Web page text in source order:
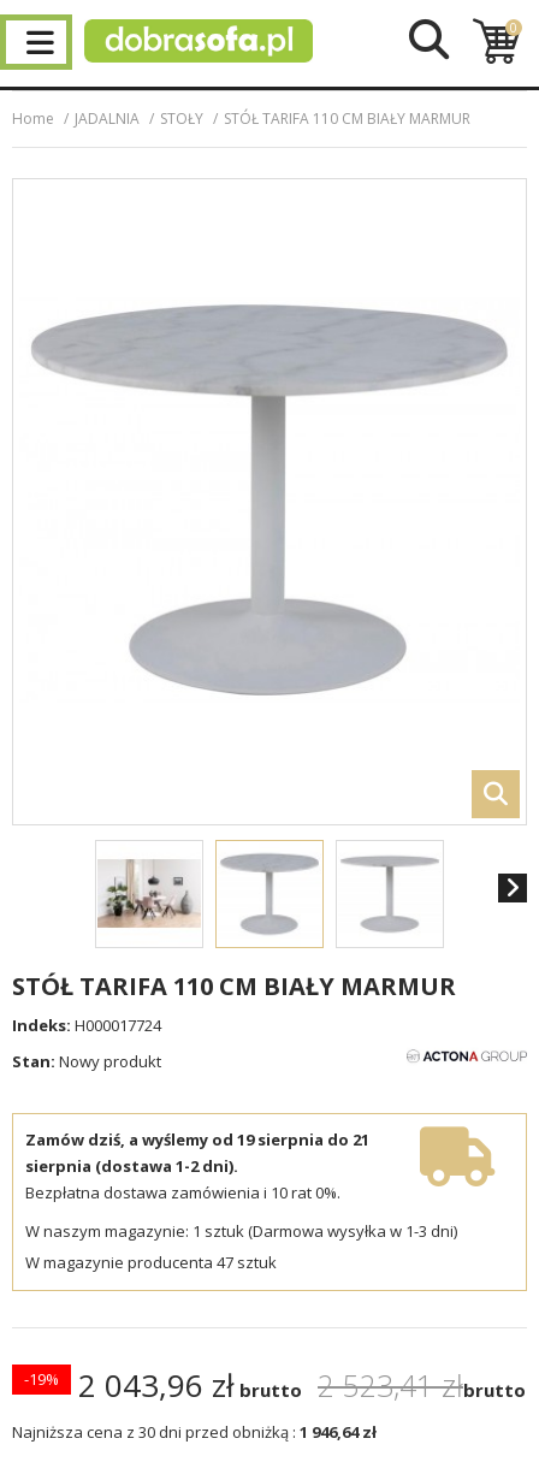
0
Home JADALNIA STOŁY STÓŁ TARIFA 110 CM BIAŁY MARMUR
STÓŁ TARIFA 110 CM BIAŁY MARMUR
Indeks: H000017724
Stan: Nowy produkt
Zamów dziś, a wyślemy od 19 sierpnia do 21
sierpnia (dostawa 1-2 dni).
Bezpłatna dostawa zamówienia i 10 rat 0%.
W naszym magazynie: 1 sztuk (Darmowa wysyłka w 1-3 dni)
W magazynie producenta 47 sztuk
2 043,96 zł brutto 2 523,41 złbrutto
-19%
Najniższa cena z 30 dni przed obniżką : 1 946,64 zł